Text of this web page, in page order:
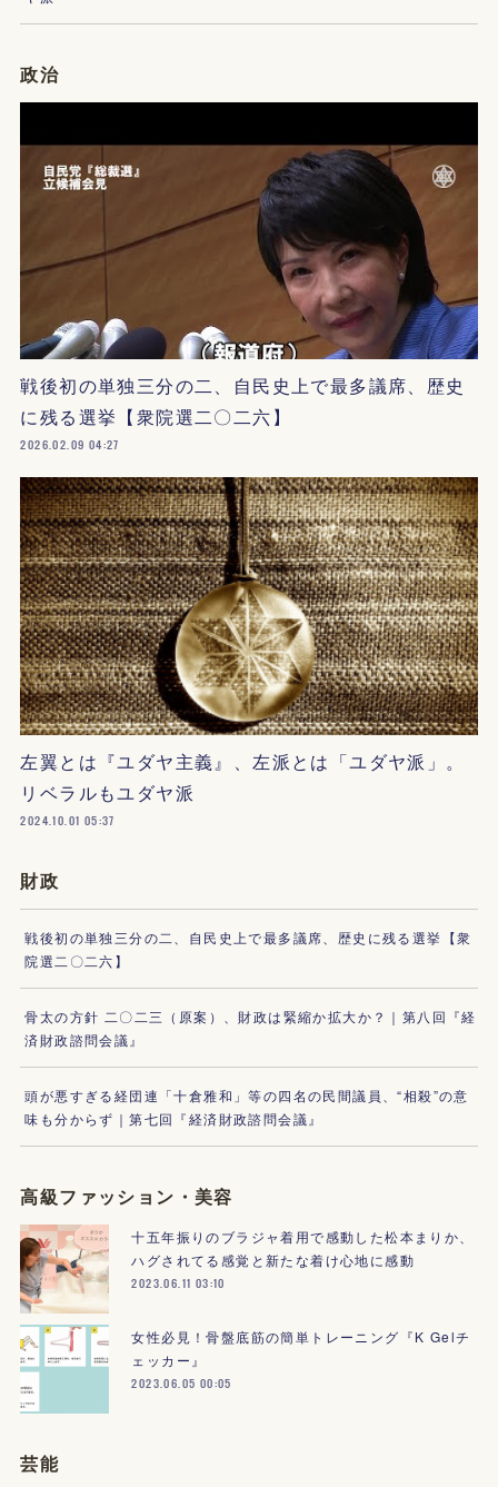
政治
戦後初の単独三分の二、自民史上で最多議席、歴史
に残る選挙【衆院選二〇二六】
2026.02.09 04:27
左翼とは『ユダヤ主義』、左派とは「ユダヤ派」。
リベラルもユダヤ派
2024.10.01 05:37
財政
戦後初の単独三分の二、自民史上で最多議席、歴史に残る選挙【衆
院選二〇二六】
骨太の方針 二〇二三（原案）、財政は緊縮か拡大か？｜第八回『経
済財政諮問会議』
頭が悪すぎる経団連「十倉雅和」等の四名の民間議員、“相殺”の意
味も分からず｜第七回『経済財政諮問会議』
高級ファッション・美容
十五年振りのブラジャ着用で感動した松本まりか、
ハグされてる感覚と新たな着け心地に感動
2023.06.11 03:10
女性必見！骨盤底筋の簡単トレーニング『K Gelチ
ェッカー』
2023.06.05 00:05
芸能